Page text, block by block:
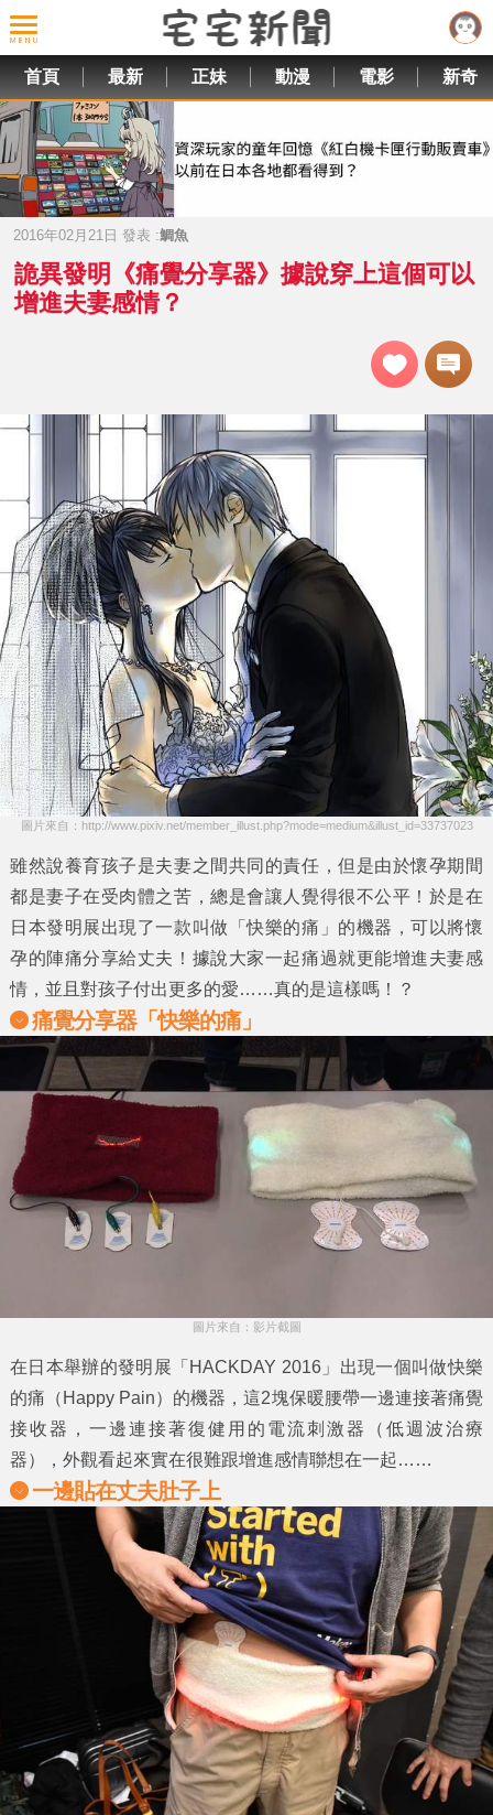
首頁 最新 正妹 動漫 電影 新奇
2016年02月21日 發表 :鯛魚
詭異發明《痛覺分享器》據說穿上這個可以
增進夫妻感情？
圖片來自：http://www.pixiv.net/member_illust.php?mode=medium&illust_id=33737023
雖然說養育孩子是夫妻之間共同的責任，但是由於懷孕期間
都是妻子在受肉體之苦，總是會讓人覺得很不公平！於是在
日本發明展出現了一款叫做 「快樂的痛」 的機器，可以將懷
孕的陣痛分享給丈夫！據說大家一起痛過就更能增進夫妻感
情，並且對孩子付出更多的愛……真的是這樣嗎！？
痛覺分享器「快樂的痛」
圖片來自：影片截圖
在日本舉辦的發明展「HACKDAY 2016」出現一個叫做快樂
的痛（Happy Pain） 的機器，這2塊保暖腰帶一邊連接著痛覺
接收器，一邊連接著復健用的電流刺激器（低週波治療
器），外觀看起來實在很難跟增進感情聯想在一起……
一邊貼在丈夫肚子上